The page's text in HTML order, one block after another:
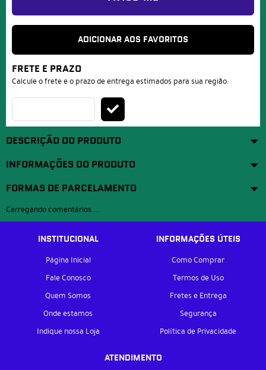
ADICIONAR AOS FAVORITOS
FRETE E PRAZO
Calcule o frete e o prazo de entrega estimados para sua região:
DESCRIÇÃO DO PRODUTO
INFORMAÇÕES DO PRODUTO
FORMAS DE PARCELAMENTO
Carregando comentários ...
INSTITUCIONAL
Página Inicial
Fale Conosco
Quem Somos
Onde estamos
Indique nossa Loja
INFORMAÇÕES ÚTEIS
Como Comprar
Termos de Uso
Fretes e Entrega
Segurança
Política de Privacidade
ATENDIMENTO